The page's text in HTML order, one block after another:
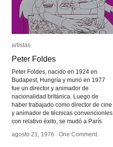
artistas
Peter Foldes
Peter Foldes, nacido en 1924 en
Budapest, Hungría y murió en 1977
fue un director y animador de
nacionalidad británica. Luego de
haber trabajado como director de cine
y animador de técnicas convencionles
con relativo éxito, se mudó a París
agosto 21, 1976 / One Comment
artistas
Peter Foldes
agosto 21, 1976 / One Comment